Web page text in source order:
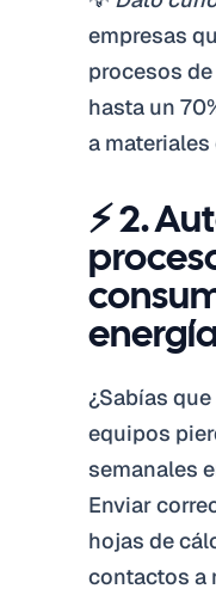
empresas
procesos
hasta un
a
⚡ 2.
¿Sabías
equipos
semanales
Enviar
hojas de
contactos a